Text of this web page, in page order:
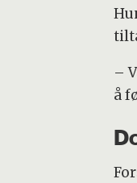
–
å